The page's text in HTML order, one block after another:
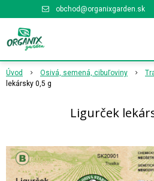
obchod@organixgarden.sk
Úvod Osivá, semená, cibuľoviny
lekársky 0,5 g
Ligurček